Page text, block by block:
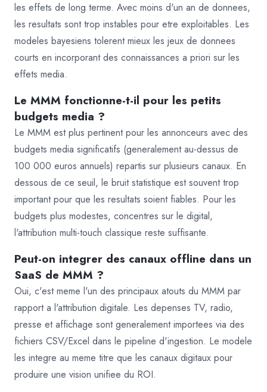
les effets de long terme. Avec moins d'un an de donnees,
les resultats sont trop instables pour etre exploitables. Les
modeles bayesiens tolerent mieux les jeux de donnees
courts en incorporant des connaissances a priori sur les
effets media.
Le MMM fonctionne-t-il pour les petits
budgets media ?
Le MMM est plus pertinent pour les annonceurs avec des
budgets media significatifs (generalement au-dessus de
100 000 euros annuels) repartis sur plusieurs canaux. En
dessous de ce seuil, le bruit statistique est souvent trop
important pour que les resultats soient fiables. Pour les
budgets plus modestes, concentres sur le digital,
l'attribution multi-touch classique reste suffisante.
Peut-on integrer des canaux offline dans un
SaaS de MMM ?
Oui, c'est meme l'un des principaux atouts du MMM par
rapport a l'attribution digitale. Les depenses TV, radio,
presse et affichage sont generalement importees via des
fichiers CSV/Excel dans le pipeline d'ingestion. Le modele
les integre au meme titre que les canaux digitaux pour
produire une vision unifiee du ROI.